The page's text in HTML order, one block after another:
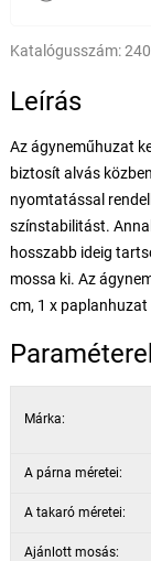
Katalógusszám:
Leírás
Az ágyneműhuzat
biztosít alvás
nyomtatással
színstabilitást.
hosszabb ideig
mossa ki. Az
cm, 1 x paplanhuzat
Márka:
A párna méretei:
A takaró méretei:
Ajánlott mosás: